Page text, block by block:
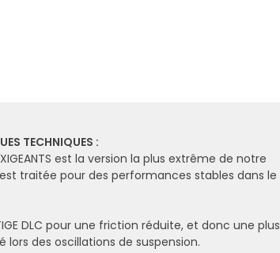
TECHNIQUES :
EXIGEANTS est la version la plus extrême de notre
traitée pour des performances stables dans le
TIGE DLC pour une friction réduite, et donc une plus
lors des oscillations de suspension.